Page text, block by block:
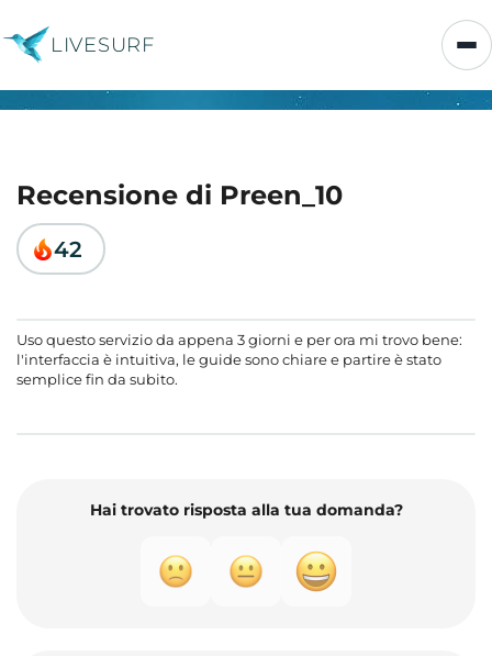
LIVESURF
Recensione di Preen_10
42
Uso questo servizio da appena 3 giorni e per ora mi trovo bene:
l'interfaccia è intuitiva, le guide sono chiare e partire è stato
semplice fin da subito.
Hai trovato risposta alla tua domanda?